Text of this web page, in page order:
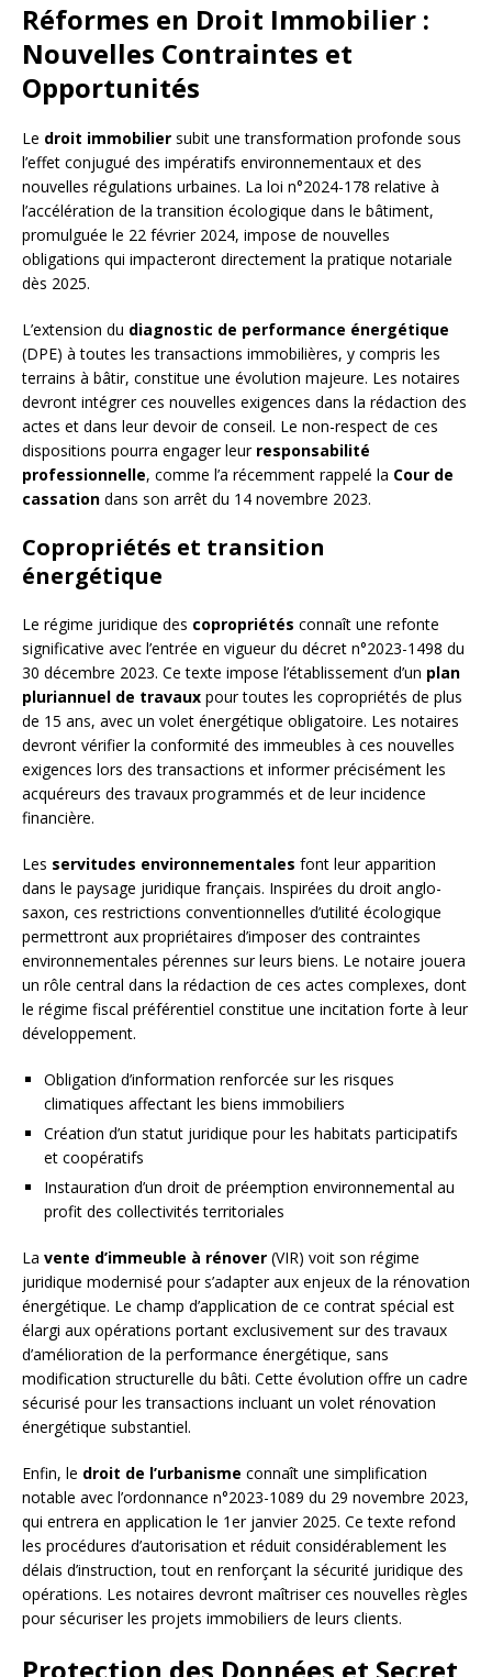
Réformes en Droit Immobilier :
Nouvelles Contraintes et
Opportunités
Le droit immobilier subit une transformation profonde sous
l’effet conjugué des impératifs environnementaux et des
nouvelles régulations urbaines. La loi n°2024-178 relative à
l’accélération de la transition écologique dans le bâtiment,
promulguée le 22 février 2024, impose de nouvelles
obligations qui impacteront directement la pratique notariale
dès 2025.
L’extension du diagnostic de performance énergétique
(DPE) à toutes les transactions immobilières, y compris les
terrains à bâtir, constitue une évolution majeure. Les notaires
devront intégrer ces nouvelles exigences dans la rédaction des
actes et dans leur devoir de conseil. Le non-respect de ces
dispositions pourra engager leur responsabilité
professionnelle, comme l’a récemment rappelé la Cour de
cassation dans son arrêt du 14 novembre 2023.
Copropriétés et transition
énergétique
Le régime juridique des copropriétés connaît une refonte
significative avec l’entrée en vigueur du décret n°2023-1498 du
30 décembre 2023. Ce texte impose l’établissement d’un plan
pluriannuel de travaux pour toutes les copropriétés de plus
de 15 ans, avec un volet énergétique obligatoire. Les notaires
devront vérifier la conformité des immeubles à ces nouvelles
exigences lors des transactions et informer précisément les
acquéreurs des travaux programmés et de leur incidence
financière.
Les servitudes environnementales font leur apparition
dans le paysage juridique français. Inspirées du droit anglo-
saxon, ces restrictions conventionnelles d’utilité écologique
permettront aux propriétaires d’imposer des contraintes
environnementales pérennes sur leurs biens. Le notaire jouera
un rôle central dans la rédaction de ces actes complexes, dont
le régime fiscal préférentiel constitue une incitation forte à leur
développement.
Obligation d’information renforcée sur les risques
climatiques affectant les biens immobiliers
Création d’un statut juridique pour les habitats participatifs
et coopératifs
Instauration d’un droit de préemption environnemental au
profit des collectivités territoriales
La vente d’immeuble à rénover (VIR) voit son régime
juridique modernisé pour s’adapter aux enjeux de la rénovation
énergétique. Le champ d’application de ce contrat spécial est
élargi aux opérations portant exclusivement sur des travaux
d’amélioration de la performance énergétique, sans
modification structurelle du bâti. Cette évolution offre un cadre
sécurisé pour les transactions incluant un volet rénovation
énergétique substantiel.
Enfin, le droit de l’urbanisme connaît une simplification
notable avec l’ordonnance n°2023-1089 du 29 novembre 2023,
qui entrera en application le 1er janvier 2025. Ce texte refond
les procédures d’autorisation et réduit considérablement les
délais d’instruction, tout en renforçant la sécurité juridique des
opérations. Les notaires devront maîtriser ces nouvelles règles
pour sécuriser les projets immobiliers de leurs clients.